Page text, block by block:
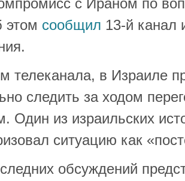
с Ираном по
этом сообщил 13-й канал
телеканала, в Израиле
следить за ходом
Один из израильских
ситуацию как
обсуждений